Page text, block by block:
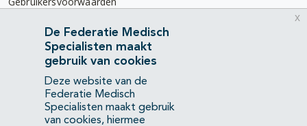
Privacyverklaring
Contact
Mercatorlaan 1200
3528 BL Utrecht
(088) 505 34 34
De Federatie Medisch
Specialisten maakt
gebruik van cookies
Deze website van de
Federatie Medisch
Specialisten maakt gebruik
van cookies, hiermee
x